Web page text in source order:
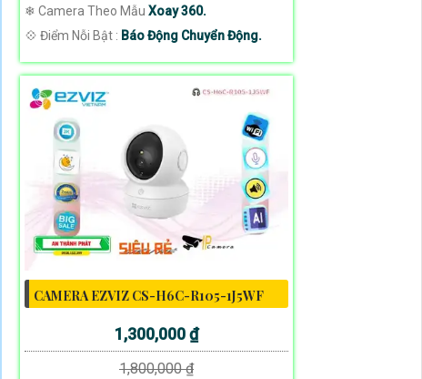
❄ Camera Theo Mẫu Xoay 360.
️💠 Điểm Nỗi Bật : Báo Động Chuyển Động.
CAMERA EZVIZ CS-H6C-R105-1J5WF
1,300,000 ₫
1,800,000 ₫